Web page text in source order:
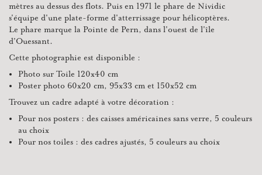
mètres au dessus des flots. Puis en 1971 le phare de Nividic
s'équipe d'une plate-forme d'atterrissage pour hélicoptères.
Le phare marque la Pointe de Pern, dans l'ouest de l'île
d'Ouessant.
Cette photographie est disponible :
Photo sur Toile 120x40 cm
Poster photo 60x20 cm, 95x33 cm et 150x52 cm
Trouvez un cadre adapté à votre décoration :
Pour nos posters : des caisses américaines sans verre, 5 couleurs
au choix
Pour nos toiles : des cadres ajustés, 5 couleurs au choix